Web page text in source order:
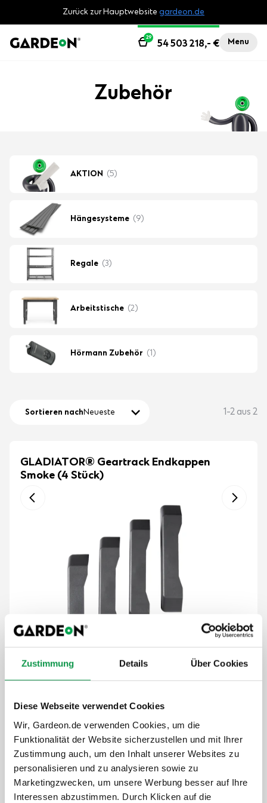
Zustimmung Details Über Cookies
Diese Webseite verwendet Cookies
Wir, Gardeon.de verwenden Cookies, um die
Funktionalität der Website sicherzustellen und mit Ihrer
Zustimmung auch, um den Inhalt unserer Websites zu
personalisieren und zu analysieren sowie zu
Marketingzwecken, um unsere Werbung besser auf Ihre
Interessen abzustimmen. Durch Klicken auf die
Zurück zur Hauptwebsite gardeon.de
Menu
54 503 218,- €
29
Zubehör
AKTION (5)
Hängesysteme (9)
Regale (3)
Arbeitstische (2)
Hörmann Zubehör (1)
Sortieren nachNeueste 1-2 aus 2
GLADIATOR® Geartrack Endkappen
Smoke (4 Stück)
19,-€
Der Preis ist inkl. MwSt.
Auf Lager
Details anzeigen